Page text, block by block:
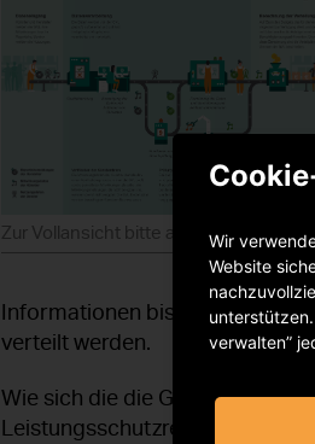
Zur Vollansicht bitte auf die Grafik
Informationen bis hin zur
verteilt werden.
Wie sich die die GVL innerhalb
Wir
Website
verwalten”